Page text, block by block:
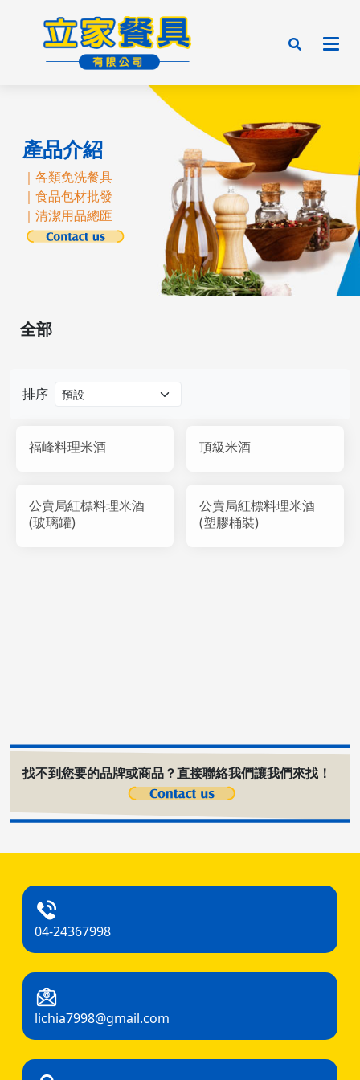
產品介紹
｜各類免洗餐具
｜食品包材批發
｜清潔用品總匯
排序
福峰料理米酒 頂級米酒
公賣局紅標料理米酒
(玻璃罐)
公賣局紅標料理米酒
(塑膠桶裝)
全部
找不到您要的品牌或商品？直接聯絡我們讓我們來找！
04-24367998
lichia7998@gmail.com